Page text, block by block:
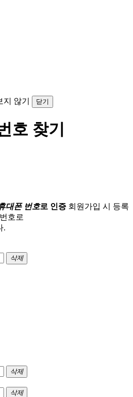
않기 닫기
호 찾기
대폰 번호로 인증 회원가입 시 등록
호로
.
삭제
삭제
삭제